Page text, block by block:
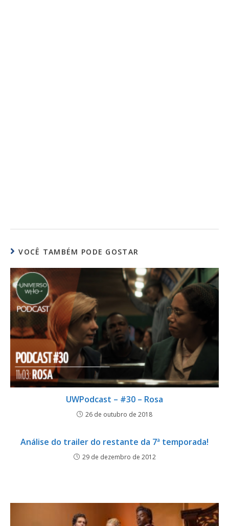
VOCÊ TAMBÉM PODE GOSTAR
UWPodcast – #30 – Rosa
26 de outubro de 2018
Análise do trailer do restante da 7ª temporada!
29 de dezembro de 2012